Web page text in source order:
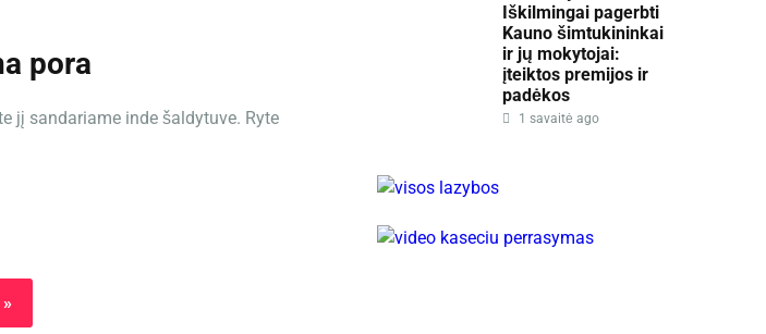
pora
jį sandariame inde šaldytuve. Ryte
»
Iškilmingai pagerbti
Kauno šimtukininkai
ir jų mokytojai:
įteiktos premijos ir
padėkos
1 savaitė ago